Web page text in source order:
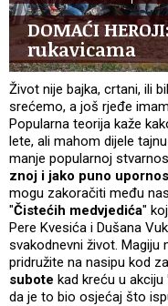
DOMAĆI
rukavicama
Život nije bajka, crtani, ili
srećemo, a još rjeđe
Popularna teorija kaže
lete, ali mahom dijele
manje popularnoj
znoj i jako puno
mogu zakoračiti među
"Čistećih medvjedića"
Pere Kvesića i Dušana
svakodnevni život.
pridružite na nasipu kod
subote kad kreću u akciju
da je to bio osjećaj što